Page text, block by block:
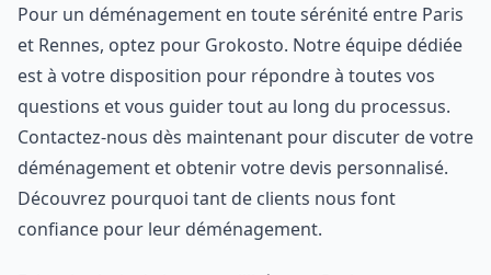
Pour un déménagement en toute sérénité entre Paris
et Rennes, optez pour Grokosto. Notre équipe dédiée
est à votre disposition pour répondre à toutes vos
questions et vous guider tout au long du processus.
Contactez-nous dès maintenant pour discuter de votre
déménagement et obtenir votre devis personnalisé.
Découvrez pourquoi tant de clients nous font
confiance pour leur déménagement.